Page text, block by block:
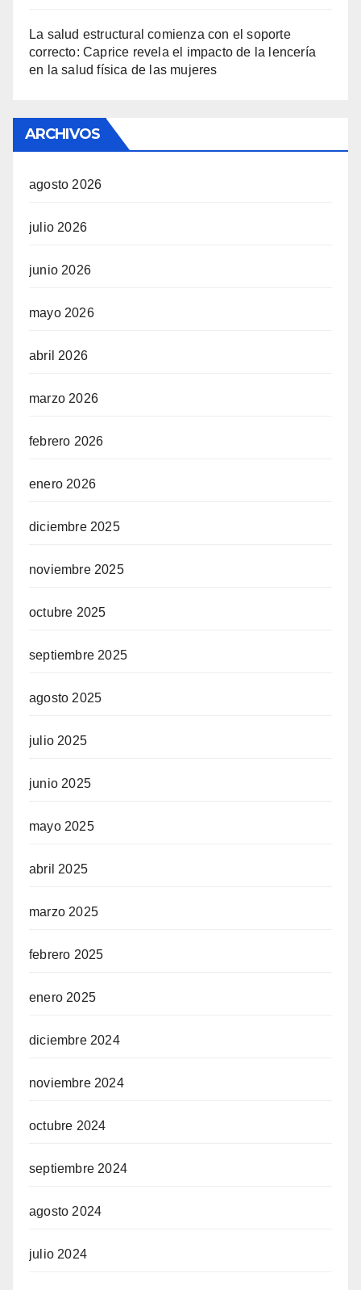
La salud estructural comienza con el soporte
correcto: Caprice revela el impacto de la lencería
en la salud física de las mujeres
ARCHIVOS
agosto 2026
julio 2026
junio 2026
mayo 2026
abril 2026
marzo 2026
febrero 2026
enero 2026
diciembre 2025
noviembre 2025
octubre 2025
septiembre 2025
agosto 2025
julio 2025
junio 2025
mayo 2025
abril 2025
marzo 2025
febrero 2025
enero 2025
diciembre 2024
noviembre 2024
octubre 2024
septiembre 2024
agosto 2024
julio 2024